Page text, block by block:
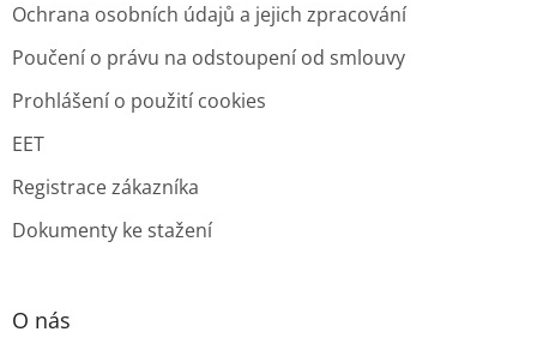
Ochrana osobních údajů a jejich zpracování
Poučení o právu na odstoupení od smlouvy
Prohlášení o použití cookies
EET
Registrace zákazníka
Dokumenty ke stažení
O nás